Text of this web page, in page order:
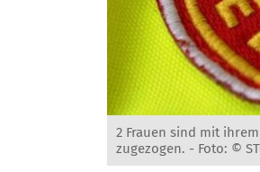
2 Frauen sind mit
zugezogen. - Foto: ©